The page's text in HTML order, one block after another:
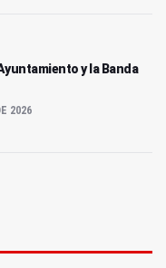
y la Banda
2026